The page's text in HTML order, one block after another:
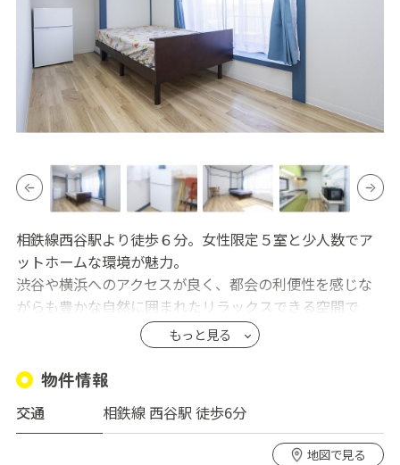
相鉄線西谷駅より徒歩６分。女性限定５室と少人数でア
ットホームな環境が魅力。
渋谷や横浜へのアクセスが良く、都会の利便性を感じな
がらも豊かな自然に囲まれたリラックスできる空間で
晴れた日にはお藤さんが見える絶景も楽しめます。落ち
着いた環境で過ごしながら心地よい日常を送りたい方に
ピッタリの住まいとなっています。
もっと見る
物件情報
交通 相鉄線 西谷駅 徒歩6分
地図で見る